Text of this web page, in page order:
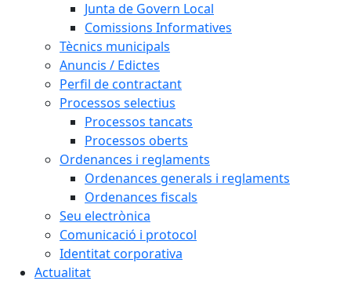
Junta de Govern Local
Comissions Informatives
Tècnics municipals
Anuncis / Edictes
Perfil de contractant
Processos selectius
Processos tancats
Processos oberts
Ordenances i reglaments
Ordenances generals i reglaments
Ordenances fiscals
Seu electrònica
Comunicació i protocol
Identitat corporativa
Actualitat